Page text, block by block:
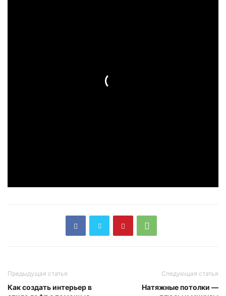
Предыдущая статья
Как создать интерьер в
Следующая статья
Натяжные потолки —